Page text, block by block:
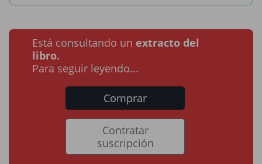
Está consultando un extracto del
libro.
Para seguir leyendo...
Comprar
Contratar
suscripción